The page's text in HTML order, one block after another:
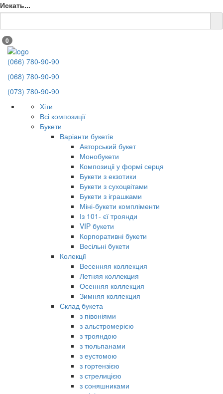
Искать...
0
(066) 780-90-90
(068) 780-90-90
(073) 780-90-90
Хіти
Всі композиції
Букети
Варіанти букетів
Авторський букет
Монобукети
Композиціі у формі серця
Букети з екзотики
Букети з сухоцвітами
Букети з іграшками
Міні-букети компліменти
Із 101- єї троянди
VIP букети
Корпоративні букети
Весільні букети
Колекції
Весенняя коллекция
Летняя коллекция
Осенняя коллекция
Зимняя коллекция
Склад букета
з півоніями
з альстромерією
з трояндою
з тюльпанами
з еустомою
з гортензією
з стрелицією
з соняшниками